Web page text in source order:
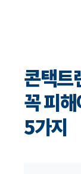
콘택트
꼭 피
5가지